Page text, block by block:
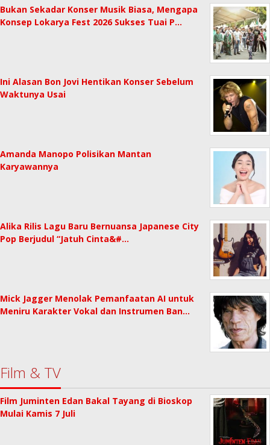
Bukan Sekadar Konser Musik Biasa, Mengapa
Konsep Lokarya Fest 2026 Sukses Tuai P…
Ini Alasan Bon Jovi Hentikan Konser Sebelum
Waktunya Usai
Amanda Manopo Polisikan Mantan
Karyawannya
Alika Rilis Lagu Baru Bernuansa Japanese City
Pop Berjudul “Jatuh Cinta&#…
Mick Jagger Menolak Pemanfaatan AI untuk
Meniru Karakter Vokal dan Instrumen Ban…
Film & TV
Film Juminten Edan Bakal Tayang di Bioskop
Mulai Kamis 7 Juli